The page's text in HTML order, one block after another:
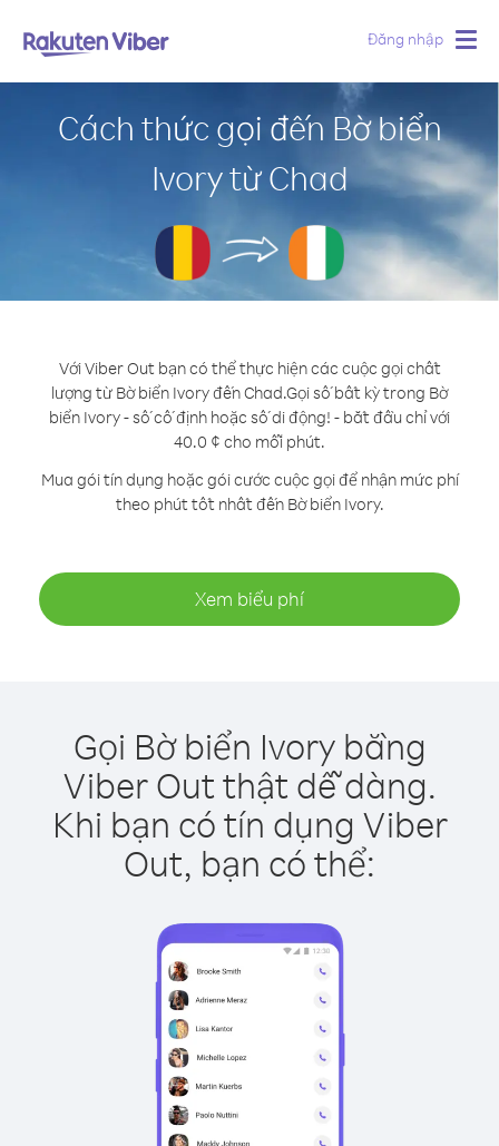
Đăng nhập
Cách thức gọi đến Bờ biển
Ivory từ Chad
Với Viber Out bạn có thể thực hiện các cuộc gọi chất
lượng từ Bờ biển Ivory đến Chad.Gọi số bất kỳ trong Bờ
biển Ivory - số cố định hoặc số di động! - bắt đầu chỉ với
40.0 ¢ cho mỗi phút.
Mua gói tín dụng hoặc gói cước cuộc gọi để nhận mức phí
theo phút tốt nhất đến Bờ biển Ivory.
Xem biểu phí
Gọi Bờ biển Ivory bằng
Viber Out thật dễ dàng.
Khi bạn có tín dụng Viber
Out, bạn có thể: